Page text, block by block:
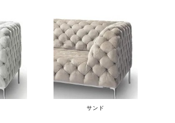
サンド